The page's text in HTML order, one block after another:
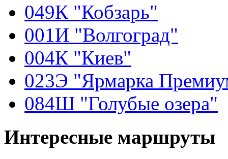
049К "Кобзарь"
001И "Волгоград"
004К "Киев"
023Э "Ярмарка
084Ш "Голубые озера"
Интересные маршруты